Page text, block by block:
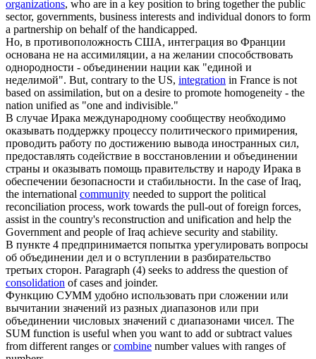
organizations, who are in a key position to bring together the public
sector, governments, business interests and individual donors to form
a partnership on behalf of the handicapped.
Но, в противоположность США, интеграция во Франции
основана не на ассимиляции, а на желании способствовать
однородности - объединении нации как "единой и
неделимой". But, contrary to the US, integration in France is not
based on assimilation, but on a desire to promote homogeneity - the
nation unified as "one and indivisible."
В случае Ирака международному сообществу необходимо
оказывать поддержку процессу политического примирения,
проводить работу по достижению вывода иностранных сил,
предоставлять содействие в восстановлении и объединении
страны и оказывать помощь правительству и народу Ирака в
обеспечении безопасности и стабильности. In the case of Iraq,
the international community needed to support the political
reconciliation process, work towards the pull-out of foreign forces,
assist in the country's reconstruction and unification and help the
Government and people of Iraq achieve security and stability.
В пункте 4 предпринимается попытка урегулировать вопросы
об объединении дел и о вступлении в разбирательство
третьих сторон. Paragraph (4) seeks to address the question of
consolidation of cases and joinder.
Функцию СУММ удобно использовать при сложении или
вычитании значений из разных диапазонов или при
объединении числовых значений с диапазонами чисел. The
SUM function is useful when you want to add or subtract values
from different ranges orcombine number values with ranges of